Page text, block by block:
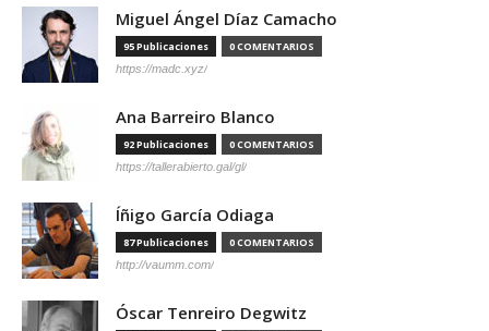
Miguel Ángel Díaz Camacho
95 Publicaciones 0 COMENTARIOS
https://madc.xyz/
Ana Barreiro Blanco
92 Publicaciones 0 COMENTARIOS
https://tallerabierto.gal/gl/
Íñigo García Odiaga
87 Publicaciones 0 COMENTARIOS
http://vaumm.com/
Óscar Tenreiro Degwitz